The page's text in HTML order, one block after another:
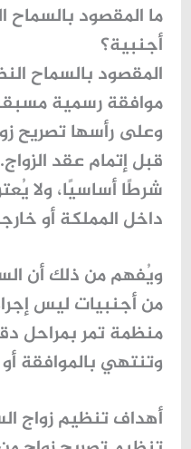
ما المقصود بالسماح
أجنبية؟
المقصود بالسماح
موافقة رسمية
وعلى رأسهاتصريح
قبل إتمام عقد
شرطًا أساسيًا، ولا
داخل المملكة أو
ويُفهم من ذلك أن
من أجنبيات ليس
منظمة تمر بمراحل
وتنتهي بالموافقة
أهداف تنظيم زواج